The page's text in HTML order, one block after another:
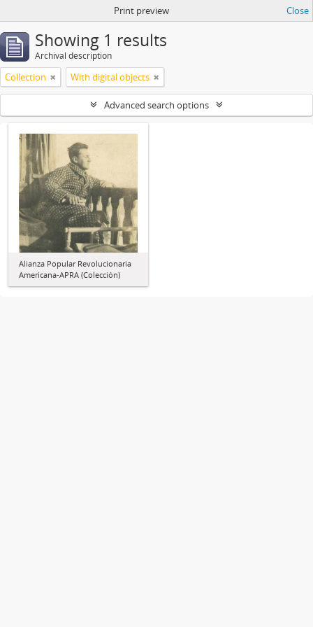
Print preview Close
Showing 1 results
Archival description
Collection With digital objects
Advanced search options
Alianza Popular Revolucionaria
Americana-APRA (Colección)